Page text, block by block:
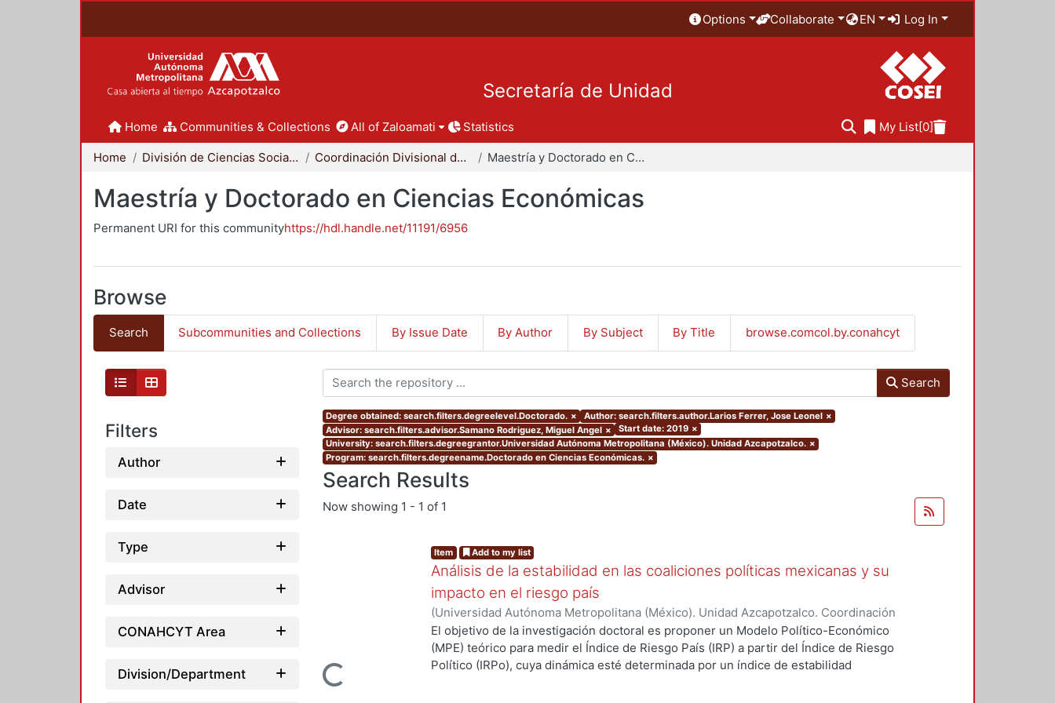
Options Collaborate EN Log In
Secretaría de Unidad
Home Communities & Collections All of Zaloamati Statistics My List[0]
Home División de Ciencias Sociales y Humanidades Coordinación Divisional de Posgrado Maestría y Doctorado en Ciencias Económicas
Maestría y Doctorado en Ciencias Económicas
Permanent URI for this communityhttps://hdl.handle.net/11191/6956
Browse
Search Subcommunities and Collections By Issue Date By Author By Subject By Title browse.comcol.by.conahcyt
Filters
Author
Date
Type
Advisor
CONAHCYT Area
Division/Department
Search
Degree obtained: search.filters.degreelevel.Doctorado. × Author: search.filters.author.Larios Ferrer, Jose Leonel ×
Advisor: search.filters.advisor.Samano Rodriguez, Miguel Angel × Start date: 2019 ×
University: search.filters.degreegrantor.Universidad Autónoma Metropolitana (México). Unidad Azcapotzalco. ×
Program: search.filters.degreename.Doctorado en Ciencias Económicas. ×
Search Results
Now showing 1 - 1 of 1
Item Add to my list
Análisis de la estabilidad en las coaliciones políticas mexicanas y su
impacto en el riesgo país
(Universidad Autónoma Metropolitana (México). Unidad Azcapotzalco. Coordinación
de Servicios de Información., 2019-01) Larios Ferrer, Jose Leonel
El objetivo de la investigación doctoral es proponer un Modelo Político-Económico
(MPE) teórico para medir el Índice de Riesgo País (IRP) a partir del Índice de Riesgo
Político (IRPo), cuya dinámica esté determinada por un índice de estabilidad